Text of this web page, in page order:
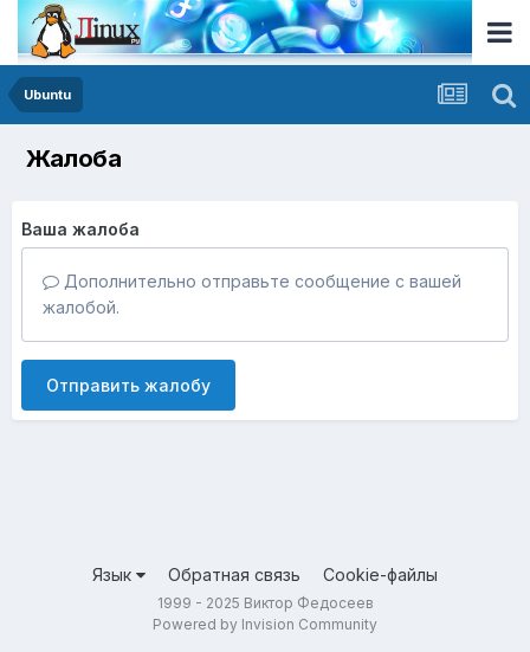
Ubuntu
Жалоба
Ваша жалоба
Дополнительно отправьте сообщение с вашей
жалобой.
Отправить жалобу
Язык Обратная связь Cookie-файлы
1999 - 2025 Виктор Федосеев
Powered by Invision Community